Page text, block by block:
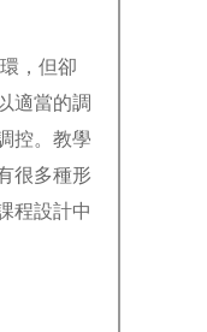
，但卻
適當的調
控。教學
很多種形
程設計中